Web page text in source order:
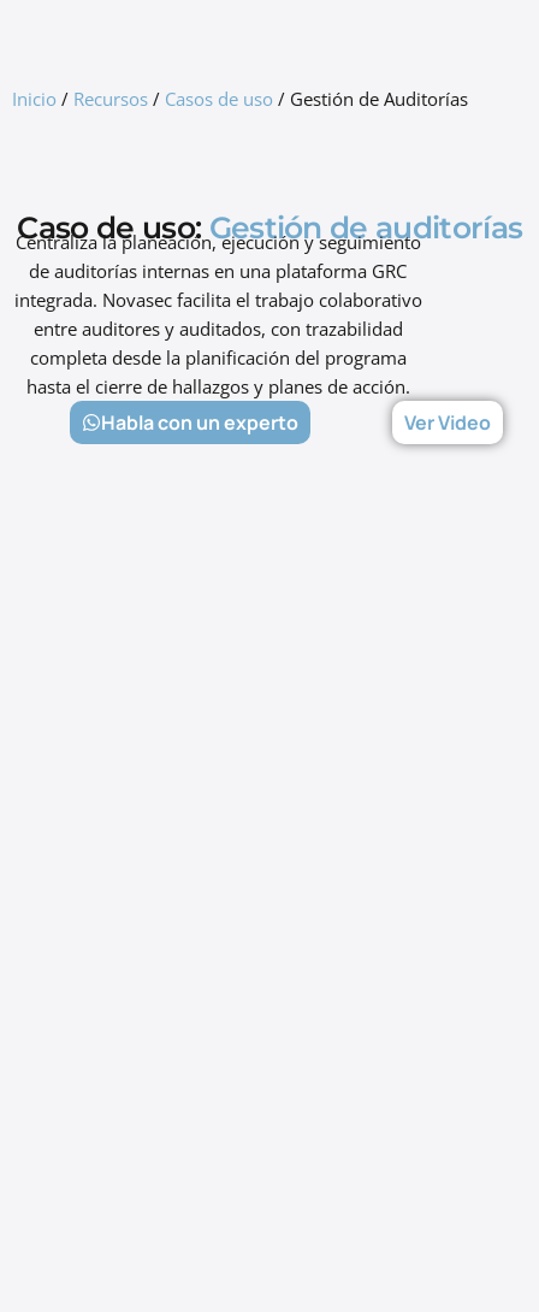
Inicio / Recursos / Casos de uso / Gestión de Auditorías
Caso de uso: Gestión de auditorías⁣
Centraliza la planeación, ejecución y seguimiento
de auditorías internas en una plataforma GRC
integrada. Novasec facilita el trabajo colaborativo
entre auditores y auditados, con trazabilidad
completa desde la planificación del programa
hasta el cierre de hallazgos y planes de acción.
Habla con un experto Ver Video